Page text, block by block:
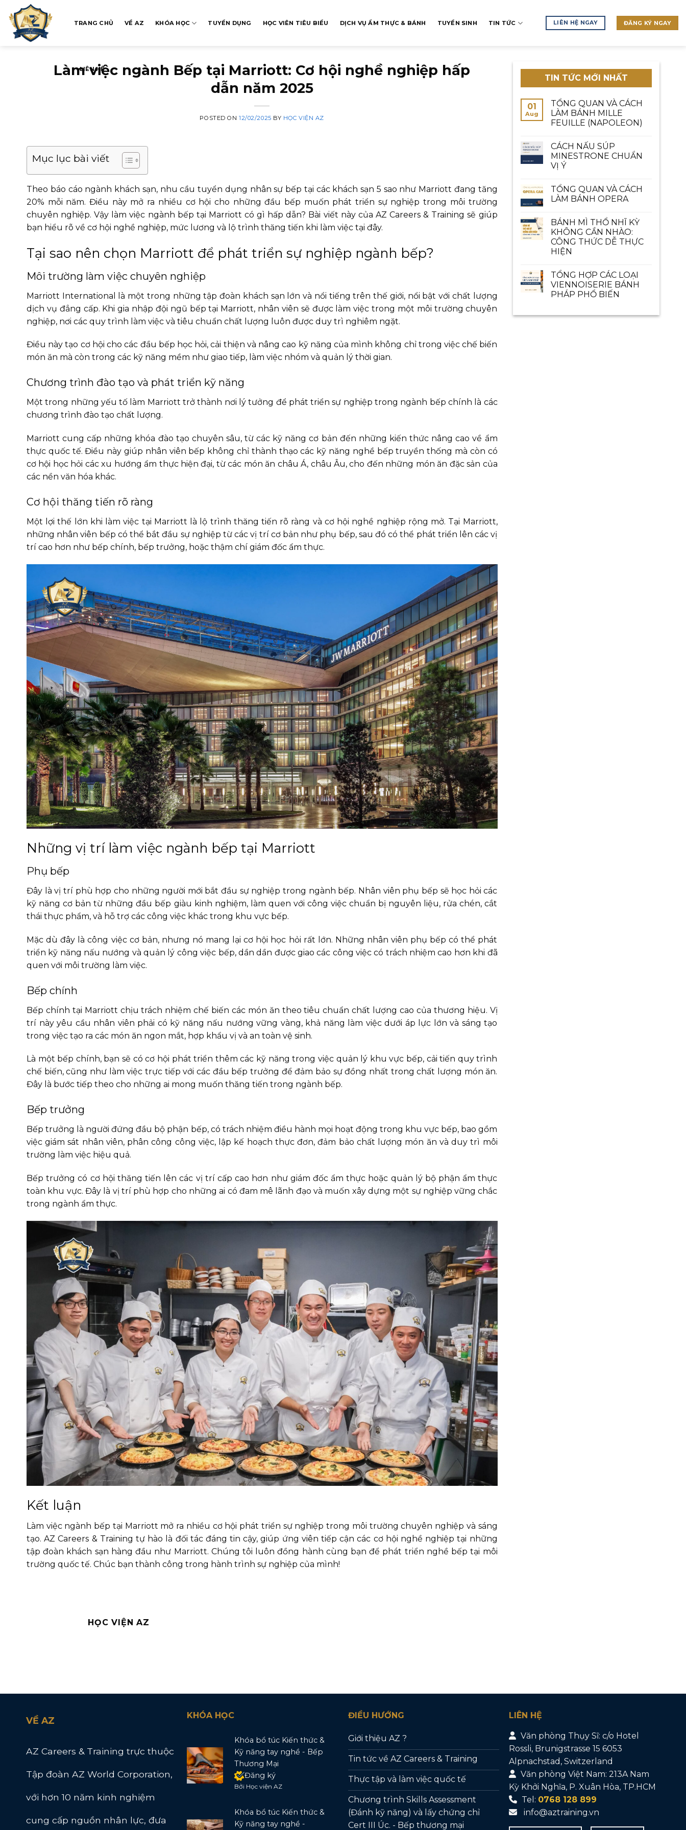
content
TRANG CHỦ VỀ AZ KHÓA HỌC TUYỂN DỤNG HỌC VIÊN TIÊU BIỂU DỊCH VỤ ẨM THỰC & BÁNH TUYỂN SINH TIN TỨC
LIÊN HỆ
LIÊN HỆ NGAY ĐĂNG KÝ NGAY
Làm việc ngành Bếp tại Marriott: Cơ hội nghề nghiệp hấp
dẫn năm 2025
POSTED ON12/02/2025 BY HỌC VIỆN AZ
Mục lục bài viết
Theo báo cáo ngành khách sạn, nhu cầu tuyển dụng nhân sự bếp tại các khách sạn 5 sao như Marriott đang tăng
20% mỗi năm. Điều này mở ra nhiều cơ hội cho những đầu bếp muốn phát triển sự nghiệp trong môi trường
chuyên nghiệp. Vậy làm việc ngành bếp tại Marriott có gì hấp dẫn? Bài viết này của AZ Careers & Training sẽ giúp
bạn hiểu rõ về cơ hội nghề nghiệp, mức lương và lộ trình thăng tiến khi làm việc tại đây.
Tại sao nên chọn Marriott để phát triển sự nghiệp ngành bếp?
Môi trường làm việc chuyên nghiệp
Marriott International là một trong những tập đoàn khách sạn lớn và nổi tiếng trên thế giới, nổi bật với chất lượng
dịch vụ đẳng cấp. Khi gia nhập đội ngũ bếp tại Marriott, nhân viên sẽ được làm việc trong một môi trường chuyên
nghiệp, nơi các quy trình làm việc và tiêu chuẩn chất lượng luôn được duy trì nghiêm ngặt.
Điều này tạo cơ hội cho các đầu bếp học hỏi, cải thiện và nâng cao kỹ năng của mình không chỉ trong việc chế biến
món ăn mà còn trong các kỹ năng mềm như giao tiếp, làm việc nhóm và quản lý thời gian.
Chương trình đào tạo và phát triển kỹ năng
Một trong những yếu tố làm Marriott trở thành nơi lý tưởng để phát triển sự nghiệp trong ngành bếp chính là các
chương trình đào tạo chất lượng.
Marriott cung cấp những khóa đào tạo chuyên sâu, từ các kỹ năng cơ bản đến những kiến thức nâng cao về ẩm
thực quốc tế. Điều này giúp nhân viên bếp không chỉ thành thạo các kỹ năng nghề bếp truyền thống mà còn có
cơ hội học hỏi các xu hướng ẩm thực hiện đại, từ các món ăn châu Á, châu Âu, cho đến những món ăn đặc sản của
các nền văn hóa khác.
Cơ hội thăng tiến rõ ràng
Một lợi thế lớn khi làm việc tại Marriott là lộ trình thăng tiến rõ ràng và cơ hội nghề nghiệp rộng mở. Tại Marriott,
những nhân viên bếp có thể bắt đầu sự nghiệp từ các vị trí cơ bản như phụ bếp, sau đó có thể phát triển lên các vị
trí cao hơn như bếp chính, bếp trưởng, hoặc thậm chí giám đốc ẩm thực.
Những vị trí làm việc ngành bếp tại Marriott
Phụ bếp
Đây là vị trí phù hợp cho những người mới bắt đầu sự nghiệp trong ngành bếp. Nhân viên phụ bếp sẽ học hỏi các
kỹ năng cơ bản từ những đầu bếp giàu kinh nghiệm, làm quen với công việc chuẩn bị nguyên liệu, rửa chén, cắt
thái thực phẩm, và hỗ trợ các công việc khác trong khu vực bếp.
Mặc dù đây là công việc cơ bản, nhưng nó mang lại cơ hội học hỏi rất lớn. Những nhân viên phụ bếp có thể phát
triển kỹ năng nấu nướng và quản lý công việc bếp, dần dần được giao các công việc có trách nhiệm cao hơn khi đã
quen với môi trường làm việc.
Bếp chính
Bếp chính tại Marriott chịu trách nhiệm chế biến các món ăn theo tiêu chuẩn chất lượng cao của thương hiệu. Vị
trí này yêu cầu nhân viên phải có kỹ năng nấu nướng vững vàng, khả năng làm việc dưới áp lực lớn và sáng tạo
trong việc tạo ra các món ăn ngon mắt, hợp khẩu vị và an toàn vệ sinh.
Là một bếp chính, bạn sẽ có cơ hội phát triển thêm các kỹ năng trong việc quản lý khu vực bếp, cải tiến quy trình
chế biến, cũng như làm việc trực tiếp với các đầu bếp trưởng để đảm bảo sự đồng nhất trong chất lượng món ăn.
Đây là bước tiếp theo cho những ai mong muốn thăng tiến trong ngành bếp.
Bếp trưởng
Bếp trưởng là người đứng đầu bộ phận bếp, có trách nhiệm điều hành mọi hoạt động trong khu vực bếp, bao gồm
việc giám sát nhân viên, phân công công việc, lập kế hoạch thực đơn, đảm bảo chất lượng món ăn và duy trì môi
trường làm việc hiệu quả.
Bếp trưởng có cơ hội thăng tiến lên các vị trí cấp cao hơn như giám đốc ẩm thực hoặc quản lý bộ phận ẩm thực
toàn khu vực. Đây là vị trí phù hợp cho những ai có đam mê lãnh đạo và muốn xây dựng một sự nghiệp vững chắc
trong ngành ẩm thực.
Kết luận
Làm việc ngành bếp tại Marriott mở ra nhiều cơ hội phát triển sự nghiệp trong môi trường chuyên nghiệp và sáng
tạo. AZ Careers & Training tự hào là đối tác đáng tin cậy, giúp ứng viên tiếp cận các cơ hội nghề nghiệp tại những
tập đoàn khách sạn hàng đầu như Marriott. Chúng tôi luôn đồng hành cùng bạn để phát triển nghề bếp tại môi
trường quốc tế. Chúc bạn thành công trong hành trình sự nghiệp của mình!
HỌC VIỆN AZ
TIN TỨC MỚI NHẤT
01
Aug
TỔNG QUAN VÀ CÁCH
LÀM BÁNH MILLE
FEUILLE (NAPOLEON)
CÁCH NẤU SÚP
MINESTRONE CHUẨN
VỊ Ý
TỔNG QUAN VÀ CÁCH
LÀM BÁNH OPERA
BÁNH MÌ THỔ NHĨ KỲ
KHÔNG CẦN NHÀO:
CÔNG THỨC DỄ THỰC
HIỆN
TỔNG HỢP CÁC LOẠI
VIENNOISERIE BÁNH
PHÁP PHỔ BIẾN
VỀ AZ
AZ Careers & Training trực thuộc
Tập đoàn AZ World Corporation,
với hơn 10 năm kinh nghiệm
cung cấp nguồn nhân lực, đưa
KHÓA HỌC
Khóa bổ túc Kiến thức &
Kỹ năng tay nghề - Bếp
Thương Mại
Đăng ký
Bởi Học viện AZ
Khóa bổ túc Kiến thức &
Kỹ năng tay nghề -
ĐIỀU HƯỚNG
Giới thiệu AZ ?
Tin tức về AZ Careers & Training
Thực tập và làm việc quốc tế
Chương trình Skills Assessment
(Đánh kỹ năng) và lấy chứng chỉ
Cert III Úc. - Bếp thương mại
LIÊN HỆ
Văn phòng Thụy Sĩ: c/o Hotel
Rossli, Brunigstrasse 15 6053
Alpnachstad, Switzerland
Văn phòng Việt Nam: 213A Nam
Kỳ Khởi Nghĩa, P. Xuân Hòa, TP.HCM
Tel: 0768 128 899
info@aztraining.vn